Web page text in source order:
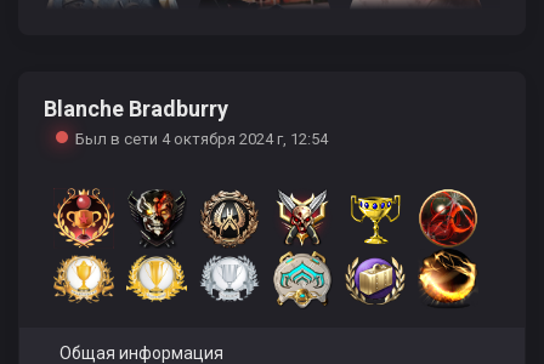
Кузбасс_42_LLLAXTEP_NVKZ
Nimezidka K_aza_H IFRAN
Blanche Bradburry
Был в сети 4 октября 2024 г, 12:54
Общая информация